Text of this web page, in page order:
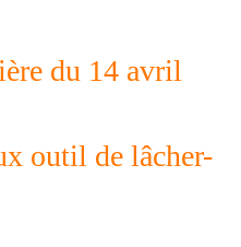
du 14 avril
outil de lâcher-